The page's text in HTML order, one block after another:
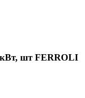
кВт, шт FERROLI